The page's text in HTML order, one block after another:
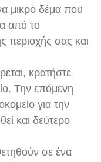
μικρό δέμα που
από το
περιοχής σας και
κρατήστε
Την επόμενη
για την
και δεύτερο
σε ένα